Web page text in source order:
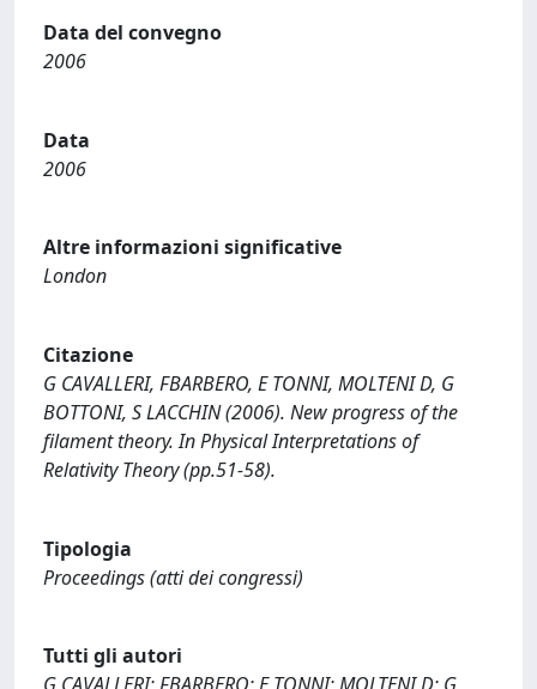
Data del convegno
2006
Data
2006
Altre informazioni significative
London
Citazione
G CAVALLERI, FBARBERO, E TONNI, MOLTENI D, G
BOTTONI, S LACCHIN (2006). New progress of the
filament theory. In Physical Interpretations of
Relativity Theory (pp.51-58).
Tipologia
Proceedings (atti dei congressi)
Tutti gli autori